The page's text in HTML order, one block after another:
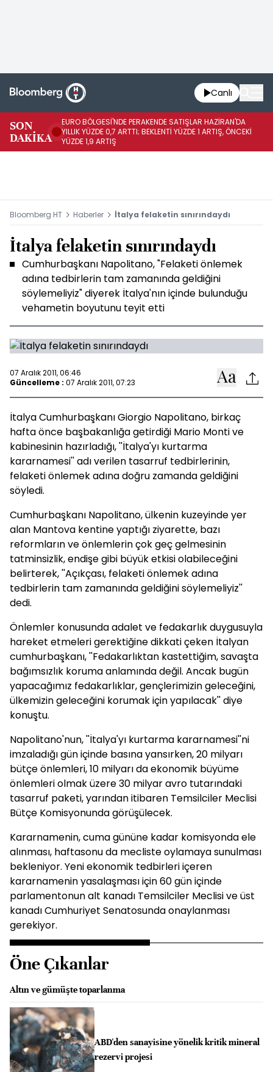
Canlı
SON
DAKİKA
EURO BÖLGESİ'NDE PERAKENDE SATIŞLAR HAZİRAN'DA
YILLIK YÜZDE 0,7 ARTTI; BEKLENTİ YÜZDE 1 ARTIŞ, ÖNCEKİ
YÜZDE 1,9 ARTIŞ
Bloomberg HT Haberler İtalya felaketin sınırındaydı
İtalya felaketin sınırındaydı
Cumhurbaşkanı Napolitano, "Felaketi önlemek
adına tedbirlerin tam zamanında geldiğini
söylemeliyiz" diyerek İtalya'nın içinde bulunduğu
vehametin boyutunu teyit etti
07 Aralık 2011, 06:46
Güncelleme : 07 Aralık 2011, 07:23
İtalya Cumhurbaşkanı Giorgio Napolitano, birkaç
hafta önce başbakanlığa getirdiği Mario Monti ve
kabinesinin hazırladığı, ''İtalya'yı kurtarma
kararnamesi'' adı verilen tasarruf tedbirlerinin,
felaketi önlemek adına doğru zamanda geldiğini
söyledi.
Cumhurbaşkanı Napolitano, ülkenin kuzeyinde yer
alan Mantova kentine yaptığı ziyarette, bazı
reformların ve önlemlerin çok geç gelmesinin
tatminsizlik, endişe gibi büyük etkisi olabileceğini
belirterek, ''Açıkçası, felaketi önlemek adına
tedbirlerin tam zamanında geldiğini söylemeliyiz''
dedi.
Önlemler konusunda adalet ve fedakarlık duygusuyla
hareket etmeleri gerektiğine dikkati çeken İtalyan
cumhurbaşkanı, ''Fedakarlıktan kastettiğim, savaşta
bağımsızlık koruma anlamında değil. Ancak bugün
yapacağımız fedakarlıklar, gençlerimizin geleceğini,
ülkemizin geleceğini korumak için yapılacak'' diye
konuştu.
Napolitano'nun, ''İtalya'yı kurtarma kararnamesi''ni
imzaladığı gün içinde basına yansırken, 20 milyarı
bütçe önlemleri, 10 milyarı da ekonomik büyüme
önlemleri olmak üzere 30 milyar avro tutarındaki
tasarruf paketi, yarından itibaren Temsilciler Meclisi
Bütçe Komisyonunda görüşülecek.
Kararnamenin, cuma gününe kadar komisyonda ele
alınması, haftasonu da mecliste oylamaya sunulması
bekleniyor. Yeni ekonomik tedbirleri içeren
kararnamenin yasalaşması için 60 gün içinde
parlamentonun alt kanadı Temsilciler Meclisi ve üst
kanadı Cumhuriyet Senatosunda onaylanması
gerekiyor.
Öne Çıkanlar
Altın ve gümüşte toparlanma
ABD'den sanayisine yönelik kritik mineral
rezervi projesi